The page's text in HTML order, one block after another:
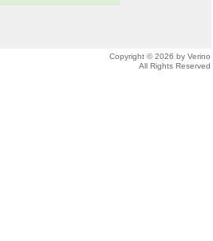
Copyright © 2026 by Verino
All Rights Reserved